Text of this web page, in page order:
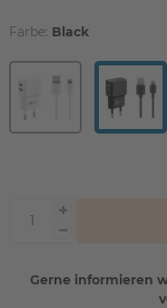
Farbe: Black
Gerne informieren